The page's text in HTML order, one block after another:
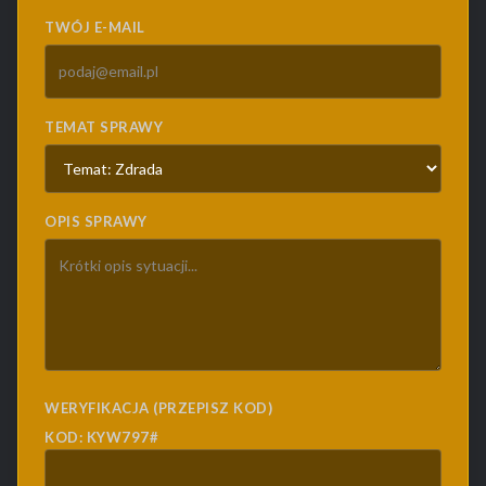
TWÓJ E-MAIL
TEMAT SPRAWY
OPIS SPRAWY
WERYFIKACJA (PRZEPISZ KOD)
KOD: KYW797#